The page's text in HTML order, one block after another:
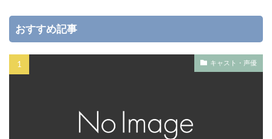
おすすめ記事
キャスト・声優